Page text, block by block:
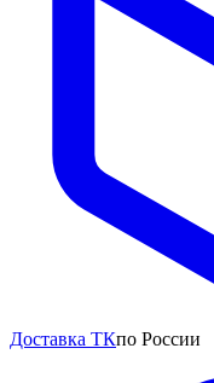
Доставка ТКпо России